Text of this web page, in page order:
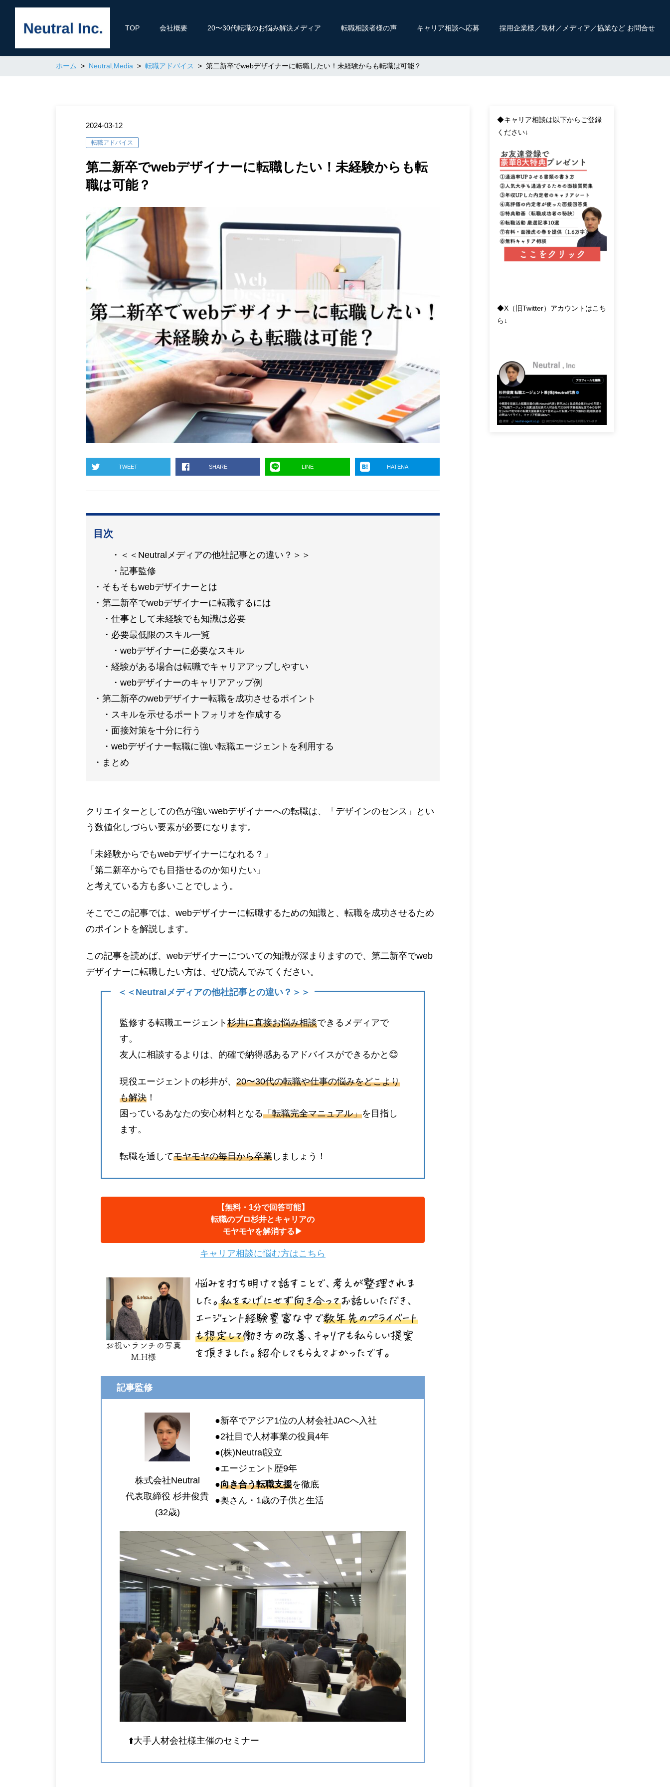
TOP 会社概要 20〜30代転職のお悩み解決メディア 転職相談者様の声 キャリア相談へ応募 採用企業様／取材／メディア／協業など お問合せ
ホーム Neutral,Media 転職アドバイス 第二新卒でwebデザイナーに転職したい！未経験からも転職は可能？
2024-03-12
転職アドバイス
第二新卒でwebデザイナーに転職したい！未経験からも転
職は可能？
TWEET SHARE LINE HATENA
目次
＜＜Neutralメディアの他社記事との違い？＞＞
記事監修
そもそもwebデザイナーとは
第二新卒でwebデザイナーに転職するには
仕事として未経験でも知識は必要
必要最低限のスキル一覧
webデザイナーに必要なスキル
経験がある場合は転職でキャリアアップしやすい
webデザイナーのキャリアアップ例
第二新卒のwebデザイナー転職を成功させるポイント
スキルを示せるポートフォリオを作成する
面接対策を十分に行う
webデザイナー転職に強い転職エージェントを利用する
まとめ
クリエイターとしての色が強いwebデザイナーへの転職は、「デザインのセンス」とい
う数値化しづらい要素が必要になります。
「未経験からでもwebデザイナーになれる？」
「第二新卒からでも目指せるのか知りたい」
と考えている方も多いことでしょう。
そこでこの記事では、webデザイナーに転職するための知識と、転職を成功させるため
のポイントを解説します。
この記事を読めば、webデザイナーについての知識が深まりますので、第二新卒でweb
デザイナーに転職したい方は、ぜひ読んでみてください。
＜＜Neutralメディアの他社記事との違い？＞＞
監修する転職エージェント 杉井に直接お悩み相談できるメディアで
す。
友人に相談するよりは、的確で納得感あるアドバイスができるかと😊
現役エージェントの杉井が、 20〜30代の転職や仕事の悩みをどこより
も解決 ！
困っているあなたの安心材料となる「転職完全マニュアル」を目指し
ます。
転職を通してモヤモヤの毎日から卒業 しましょう！
【無料・1分で回答可能】
転職のプロ杉井とキャリアの
モヤモヤを解消する▶︎
キャリア相談に悩む方はこちら
記事監修
株式会社Neutral
代表取締役 杉井俊貴
(32歳)
●新卒でアジア1位の人材会社JACへ入社
●2社目で人材事業の役員4年
●(株)Neutral設立
●エージェント歴9年
●向き合う転職支援を徹底
●奥さん・1歳の子供と生活
⬆️大手人材会社様主催のセミナー
◆キャリア相談は以下からご登録
ください↓
◆X（旧Twitter）アカウントはこち
ら↓